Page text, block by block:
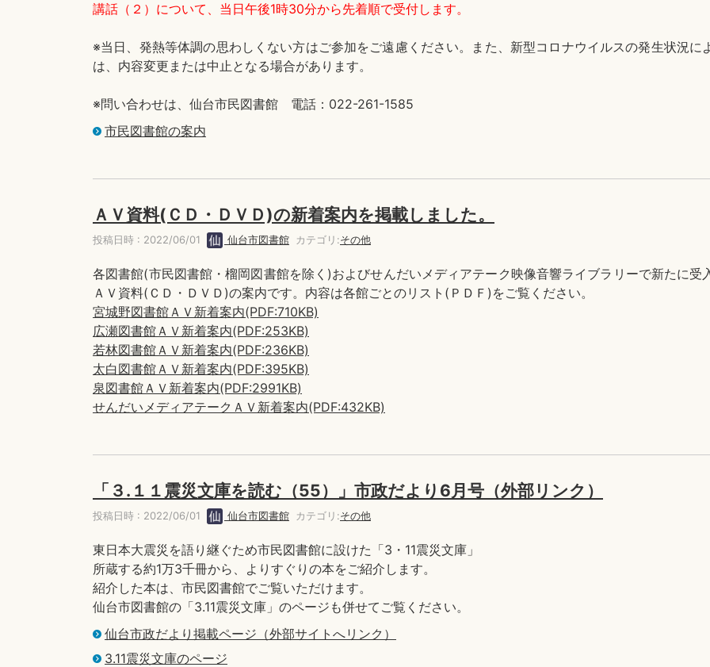
講話（２）について、当日午後1時30分から先着順で受付します。
※当日、発熱等体調の思わしくない方はご参加をご遠慮ください。また、新型コロナウイルスの発生状況に
は、内容変更または中止となる場合があります。
※問い合わせは、仙台市民図書館 電話：022-261-1585
市民図書館の案内
ＡＶ資料(ＣＤ・ＤＶＤ)の新着案内を掲載しました。
投稿日時 : 2022/06/01 仙台市図書館 カテゴリ:その他
各図書館(市民図書館・榴岡図書館を除く)およびせんだいメディアテーク映像音響ライブラリーで新たに受
ＡＶ資料(ＣＤ・ＤＶＤ)の案内です。内容は各館ごとのリスト(ＰＤＦ)をご覧ください。
宮城野図書館ＡＶ新着案内(PDF:710KB)
広瀬図書館ＡＶ新着案内(PDF:253KB)
若林図書館ＡＶ新着案内(PDF:236KB)
太白図書館ＡＶ新着案内(PDF:395KB)
泉図書館ＡＶ新着案内(PDF:2991KB)
せんだいメディアテークＡＶ新着案内(PDF:432KB)
「３.１１震災文庫を読む（55）」市政だより6月号（外部リンク）
投稿日時 : 2022/06/01 仙台市図書館 カテゴリ:その他
東日本大震災を語り継ぐため市民図書館に設けた「3・11震災文庫」
所蔵する約1万3千冊から、よりすぐりの本をご紹介します。
紹介した本は、市民図書館でご覧いただけます。
仙台市図書館の「3.11震災文庫」のページも併せてご覧ください。
仙台市政だより掲載ページ（外部サイトへリンク）
3.11震災文庫のページ